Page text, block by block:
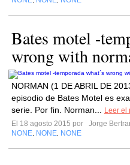
Bates motel -
wrong with
NORMAN (1 DE ABRIL DE
episodio de Bates Motel es
serie. Por fin. Norman...
Leer el
El 18 agosto 2015 por
Jorge
NONE NONE NONE